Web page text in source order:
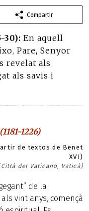
Compartir
30): En aquell
Pare, Senyor
revelat als
als savis i
1226)
de textos de Benet
XVI)
del Vaticano, Vaticà)
de la
als vint anys, començà